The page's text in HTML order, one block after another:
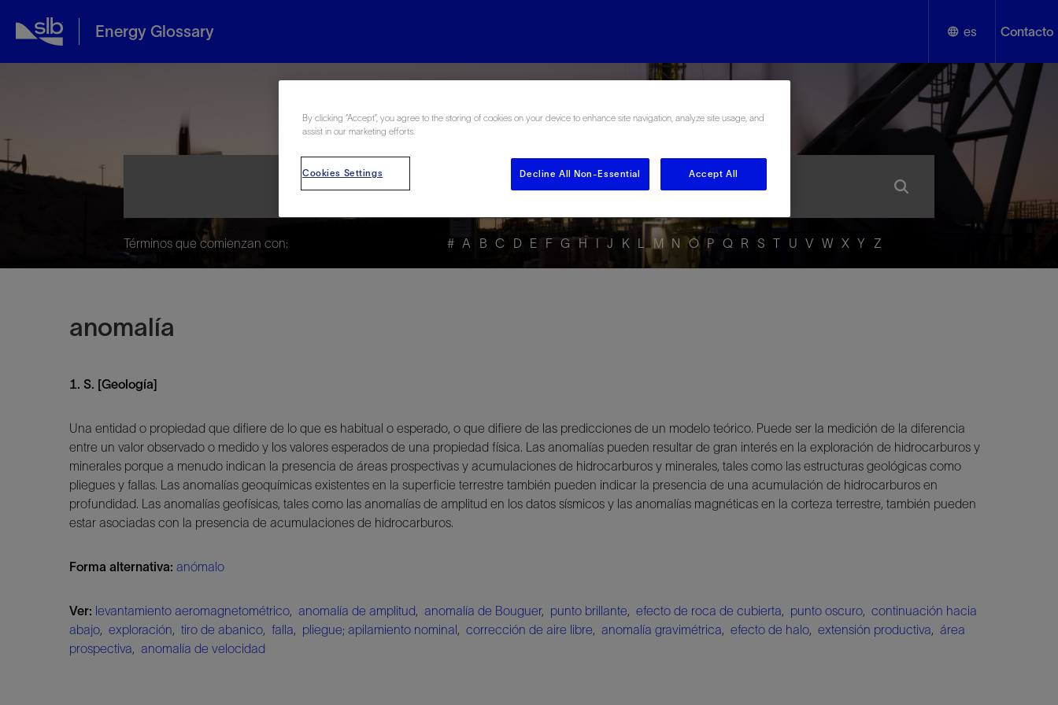
Energy Glossary es
English
Español
Contacto
Energy Glossary en Español
Términos que comienzan con: # A B C D E F G H I J K L M N O P Q R S T U V W X Y Z
anomalía
1. S. [Geología]
Una entidad o propiedad que difiere de lo que es habitual o esperado, o que difiere de las predicciones de un modelo teórico. Puede ser la medición de la diferencia
entre un valor observado o medido y los valores esperados de una propiedad física. Las anomalías pueden resultar de gran interés en la exploración de hidrocarburos y
minerales porque a menudo indican la presencia de áreas prospectivas y acumulaciones de hidrocarburos y minerales, tales como las estructuras geológicas como
pliegues y fallas. Las anomalías geoquímicas existentes en la superficie terrestre también pueden indicar la presencia de una acumulación de hidrocarburos en
profundidad. Las anomalías geofísicas, tales como las anomalías de amplitud en los datos sísmicos y las anomalías magnéticas en la corteza terrestre, también pueden
estar asociadas con la presencia de acumulaciones de hidrocarburos.
Forma alternativa: anómalo
Ver: levantamiento aeromagnetométrico, anomalía de amplitud, anomalía de Bouguer, punto brillante, efecto de roca de cubierta, punto oscuro, continuación hacia
abajo, exploración, tiro de abanico, falla, pliegue; apilamiento nominal, corrección de aire libre, anomalía gravimétrica, efecto de halo, extensión productiva, área
prospectiva, anomalía de velocidad
By clicking “Accept”, you agree to the storing of cookies on your device to enhance site navigation, analyze site usage, and
assist in our marketing efforts.
Cookies Settings Decline All Non-Essential Accept All